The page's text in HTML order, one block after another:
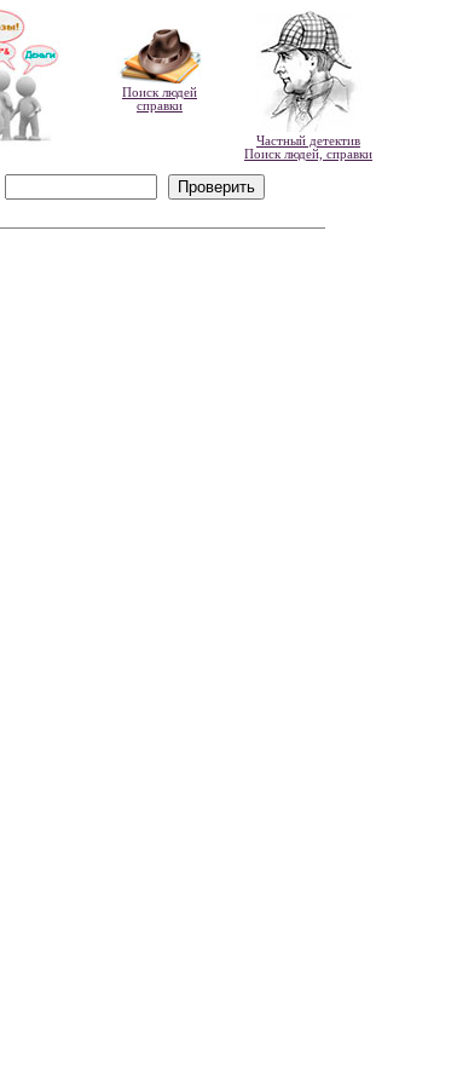
Поиск людей
справки
Частный детектив
Поиск людей, справки